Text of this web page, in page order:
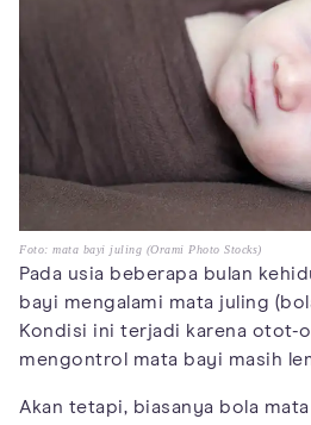
Foto: mata bayi juling (Orami Photo Stocks)
Pada usia beberapa bulan
bayi mengalami mata juling
Kondisi ini terjadi karena otot-
mengontrol mata bayi masih
Akan tetapi, biasanya bola